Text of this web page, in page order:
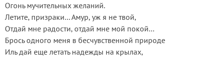
Огонь мучительных желаний.
Летите, призраки… Амур, уж я не твой,
Отдай мне радости, отдай мне мой покой…
Брось одного меня в бесчувственной природе
Иль дай еще летать надежды на крылах,